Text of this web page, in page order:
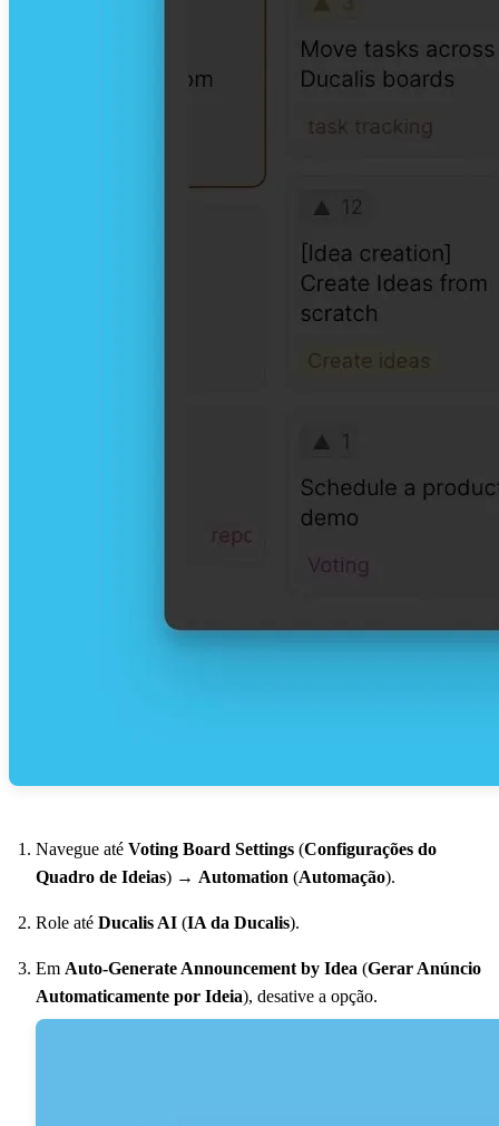
Navegue até Voting Board Settings (Configurações do
Quadro de Ideias) → Automation (Automação).
Role até Ducalis AI (IA da Ducalis).
Em Auto-Generate Announcement by Idea (Gerar Anúncio
Automaticamente por Ideia), desative a opção.